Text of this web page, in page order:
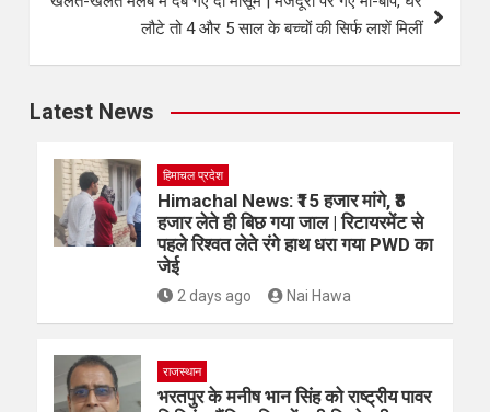
खेलते-खेलते मलबे में दब गए दो मासूम | मजदूरी पर गए मां-बाप, घर
लौटे तो 4 और 5 साल के बच्चों की सिर्फ लाशें मिलीं
हिमाचल प्रदेश
Himachal News: ₹15 हजार मांगे, ₹8
हजार लेते ही बिछ गया जाल | रिटायरमेंट से
पहले रिश्वत लेते रंगे हाथ धरा गया PWD का
जेई
राजस्थान